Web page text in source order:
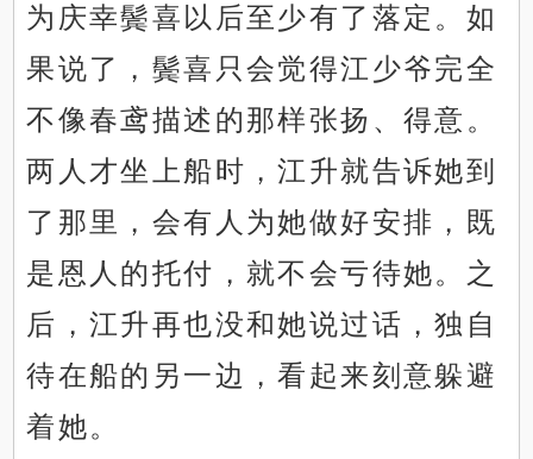
为庆幸鬓喜以后至少有了落定。如
果说了，鬓喜只会觉得江少爷完全
不像春鸢描述的那样张扬、得意。
两人才坐上船时，江升就告诉她到
了那里，会有人为她做好安排，既
是恩人的托付，就不会亏待她。之
后，江升再也没和她说过话，独自
待在船的另一边，看起来刻意躲避
着她。